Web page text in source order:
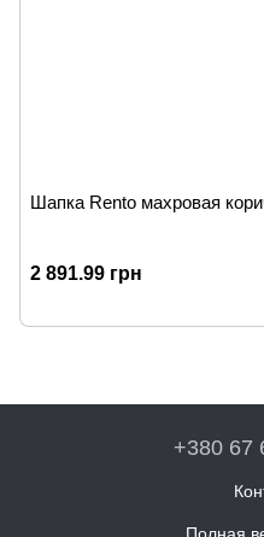
Шапка Rento махровая
2 891.99 грн
+380 67